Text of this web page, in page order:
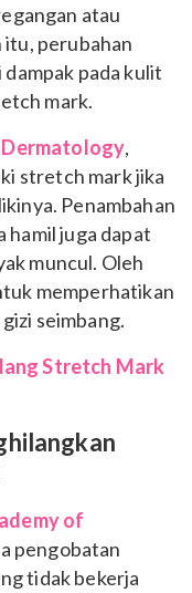
atau
itu, perubahan
pada kulit
mark.
,
stretch mark jika
Penambahan
hamil juga dapat
muncul. Oleh
memperhatikan
seimbang.
Stretch Mark
of
pengobatan
tidak bekerja